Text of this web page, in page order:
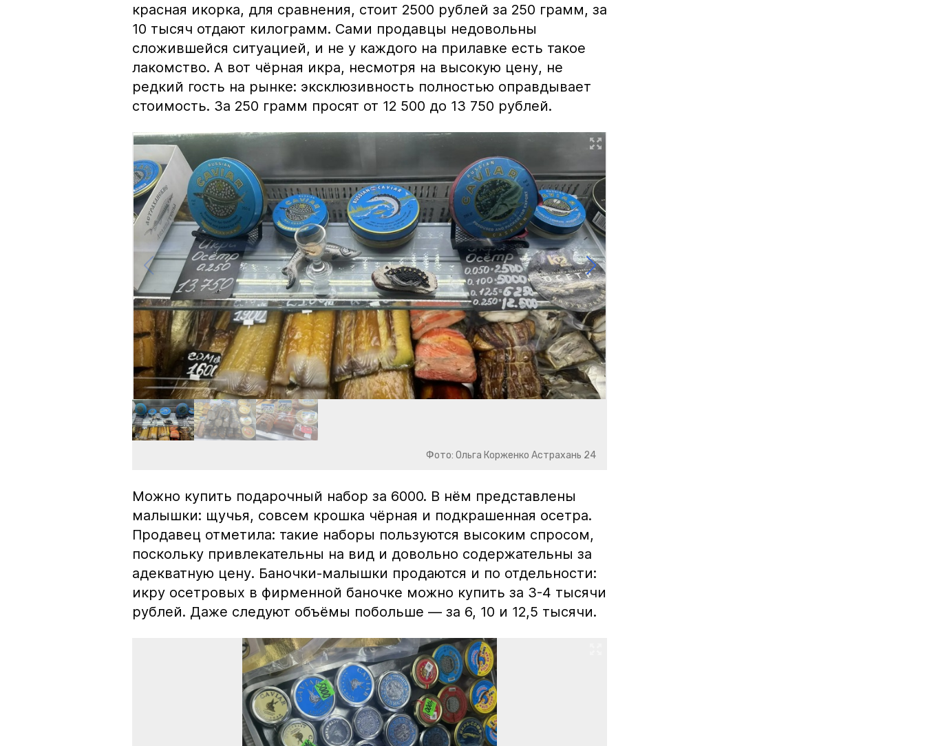
красная икорка, для сравнения, стоит 2500 рублей за 250 грамм, за
10 тысяч отдают килограмм. Сами продавцы недовольны
сложившейся ситуацией, и не у каждого на прилавке есть такое
лакомство. А вот чёрная икра, несмотря на высокую цену, не
редкий гость на рынке: эксклюзивность полностью оправдывает
стоимость. За 250 грамм просят от 12 500 до 13 750 рублей.
Фото: Ольга Корженко Астрахань 24
Можно купить подарочный набор за 6000. В нём представлены
малышки: щучья, совсем крошка чёрная и подкрашенная осетра.
Продавец отметила: такие наборы пользуются высоким спросом,
поскольку привлекательны на вид и довольно содержательны за
адекватную цену. Баночки-малышки продаются и по отдельности:
икру осетровых в фирменной баночке можно купить за 3-4 тысячи
рублей. Даже следуют объёмы побольше — за 6, 10 и 12,5 тысячи.